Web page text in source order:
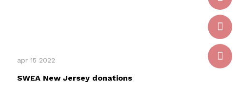
apr 15 2022
SWEA New Jersey donations